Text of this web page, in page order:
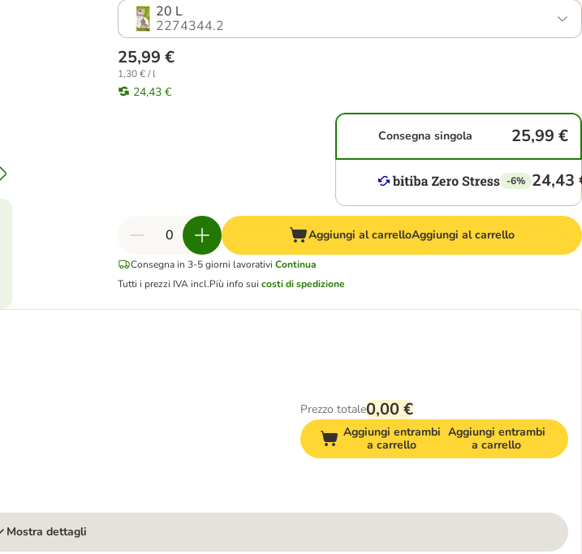
20 L
2274344.2
25,99 €
1,30 € / l
24,43 €
Consegna singola 25,99 €
-6% 24,43
Aggiungi al carrelloAggiungi al carrello
Consegna in 3-5 giorni lavorativi Continua
Tutti i prezzi IVA incl.Più info suicosti di spedizione
Prezzo totale0,00 €
Aggiungi entrambi
a carrello
Aggiungi entrambi
a carrello
Mostra dettagli